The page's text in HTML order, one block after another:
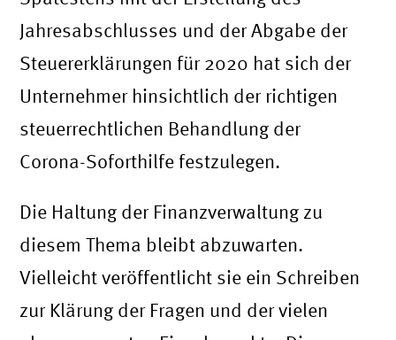
Jahresabschlusses und der Abgabe der
Steuererklärungen für 2020 hat sich der
Unternehmer hinsichtlich der richtigen
steuerrechtlichen Behandlung der
Corona-Soforthilfe festzulegen.
Die Haltung der Finanzverwaltung zu
diesem Thema bleibt abzuwarten.
Vielleicht veröffentlicht sie ein Schreiben
zur Klärung der Fragen und der vielen